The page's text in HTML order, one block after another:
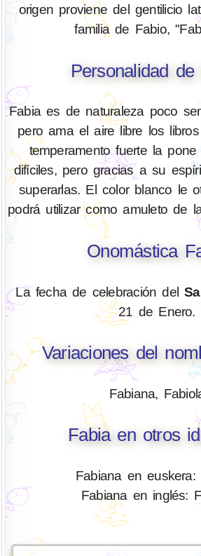
origen proviene del gentilicio
familia de Fabio,
Personalidad de
Fabia es de naturaleza poco
pero ama el aire libre los
temperamento fuerte la
difíciles, pero gracias a su
superarlas. El color blanco le
podrá utilizar como amuleto de
Onomástica
La fecha de celebración del
21 de Enero.
Variaciones del
Fabiana,
Fabia en otros
Fabiana en euskera:
Fabiana en inglés: